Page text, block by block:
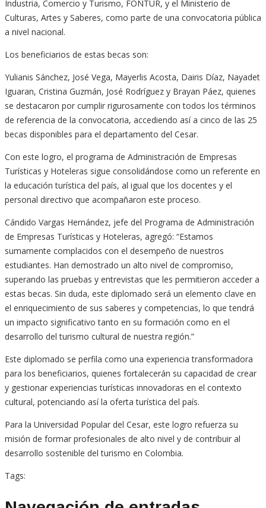
Industria, Comercio y Turismo, FONTUR, y el Ministerio de
Culturas, Artes y Saberes, como parte de una convocatoria pública
a nivel nacional.
Los beneficiarios de estas becas son:
Yulianis Sánchez, José Vega, Mayerlis Acosta, Dairis Díaz, Nayadet
Iguaran, Cristina Guzmán, José Rodríguez y Brayan Páez, quienes
se destacaron por cumplir rigurosamente con todos los términos
de referencia de la convocatoria, accediendo así a cinco de las 25
becas disponibles para el departamento del Cesar.
Con este logro, el programa de Administración de Empresas
Turísticas y Hoteleras sigue consolidándose como un referente en
la educación turística del país, al igual que los docentes y el
personal directivo que acompañaron este proceso.
Cándido Vargas Hernández, jefe del Programa de Administración
de Empresas Turísticas y Hoteleras, agregó: “Estamos
sumamente complacidos con el desempeño de nuestros
estudiantes. Han demostrado un alto nivel de compromiso,
superando las pruebas y entrevistas que les permitieron acceder a
estas becas. Sin duda, este diplomado será un elemento clave en
el enriquecimiento de sus saberes y competencias, lo que tendrá
un impacto significativo tanto en su formación como en el
desarrollo del turismo cultural de nuestra región.”
Este diplomado se perfila como una experiencia transformadora
para los beneficiarios, quienes fortalecerán su capacidad de crear
y gestionar experiencias turísticas innovadoras en el contexto
cultural, potenciando así la oferta turística del país.
Para la Universidad Popular del Cesar, este logro refuerza su
misión de formar profesionales de alto nivel y de contribuir al
desarrollo sostenible del turismo en Colombia.
Tags: